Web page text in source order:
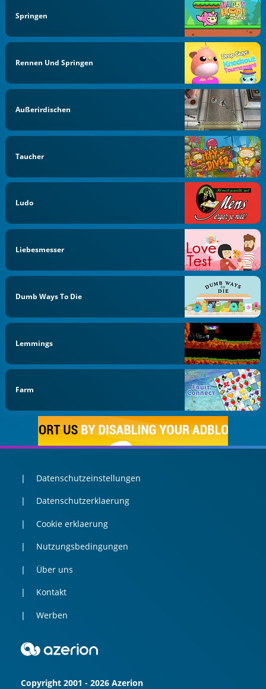
Springen
Rennen Und Springen
Außerirdischen
Taucher
Ludo
Liebesmesser
Dumb Ways To Die
Lemmings
Farm
Datenschutzeinstellungen
Datenschutzerklaerung
Cookie erklaerung
Nutzungsbedingungen
Über uns
Kontakt
Werben
Copyright 2001 - 2026 Azerion